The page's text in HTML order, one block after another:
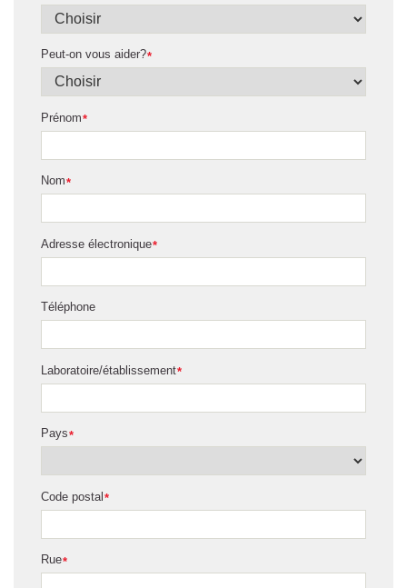
*
Peut-on vous aider?
*
Prénom
*
Nom
*
Adresse électronique
Téléphone
*
Laboratoire/établissement
*
Pays
*
Code postal
*
Rue